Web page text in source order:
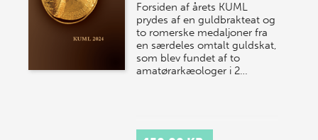
Forsiden af årets KUML
prydes af en guldbrakteat og
to romerske medaljoner fra
en særdeles omtalt guldskat,
som blev fundet af to
amatørarkæologer i 2…